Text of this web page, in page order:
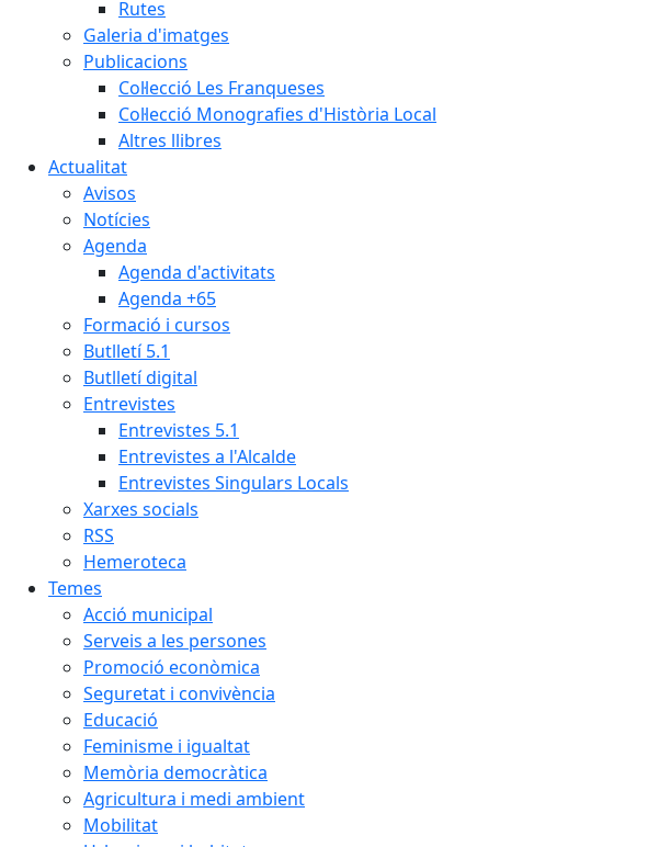
Rutes
Galeria d'imatges
Publicacions
Col·lecció Les Franqueses
Col·lecció Monografies d'Història Local
Altres llibres
Actualitat
Avisos
Notícies
Agenda
Agenda d'activitats
Agenda +65
Formació i cursos
Butlletí 5.1
Butlletí digital
Entrevistes
Entrevistes 5.1
Entrevistes a l'Alcalde
Entrevistes Singulars Locals
Xarxes socials
RSS
Hemeroteca
Temes
Acció municipal
Serveis a les persones
Promoció econòmica
Seguretat i convivència
Educació
Feminisme i igualtat
Memòria democràtica
Agricultura i medi ambient
Mobilitat